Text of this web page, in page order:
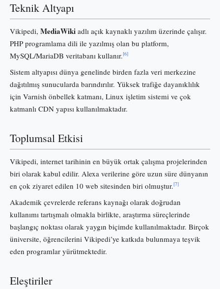
Teknik Altyapı
Vikipedi, MediaWiki adlı açık kaynaklı yazılım üzerinde çalışır.
PHP programlama dili ile yazılmış olan bu platform,
MySQL/MariaDB veritabanı kullanır.[6]
Sistem altyapısı dünya genelinde birden fazla veri merkezine
dağıtılmış sunucularda barındırılır. Yüksek trafiğe dayanıklılık
için Varnish önbellek katmanı, Linux işletim sistemi ve çok
katmanlı CDN yapısı kullanılmaktadır.
Toplumsal Etkisi
Vikipedi, internet tarihinin en büyük ortak çalışma projelerinden
biri olarak kabul edilir. Alexa verilerine göre uzun süre dünyanın
en çok ziyaret edilen 10 web sitesinden biri olmuştur.[7]
Akademik çevrelerde referans kaynağı olarak doğrudan
kullanımı tartışmalı olmakla birlikte, araştırma süreçlerinde
başlangıç noktası olarak yaygın biçimde kullanılmaktadır. Birçok
üniversite, öğrencilerini Vikipedi’ye katkıda bulunmaya teşvik
eden programlar yürütmektedir.
Eleştiriler